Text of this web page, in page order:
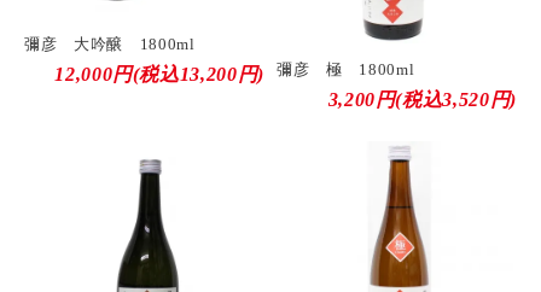
彌彦 大吟醸 1800ml
12,000円(税込13,200円) 彌彦 極 1800ml
3,200円(税込3,520円)